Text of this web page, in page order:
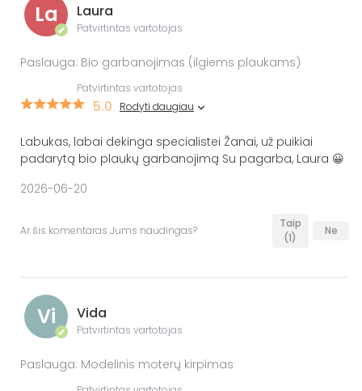
La
✔
Laura
Patvirtintas vartotojas
Paslauga: Bio garbanojimas (ilgiems plaukams)
Patvirtintas vartotojas
5.0 Rodyti daugiau
Labukas, labai dekinga specialistei Žanai, už puikiai
padarytą bio plaukų garbanojimą Su pagarba, Laura 😀
2026-06-20
Ar šis komentaras Jums naudingas?
Taip
(1)
Ne
Vi
✔
Vida
Patvirtintas vartotojas
Paslauga: Modelinis moterų kirpimas